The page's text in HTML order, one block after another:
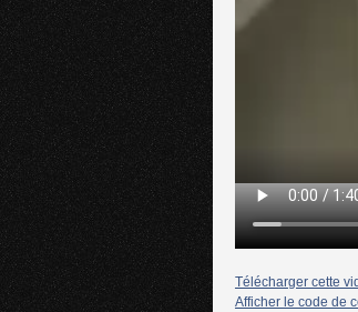
Télécharger cette
Afficher le code de